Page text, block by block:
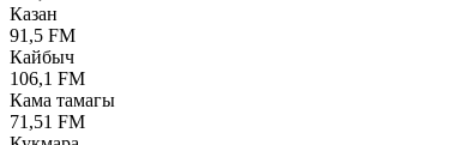
Казан
91,5 FM
Кайбыч
106,1 FM
Кама тамагы
71,51 FM